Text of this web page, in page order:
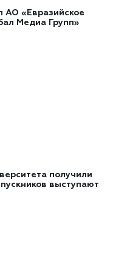
АО «Евразийское
Медиа Групп»
получили
выступают